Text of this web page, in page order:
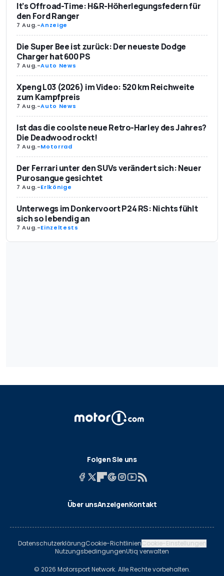
It’s Offroad-Time: H&R-Höherlegungsfedern für
den Ford Ranger
7 Aug.-Anzeige
Die Super Bee ist zurück: Der neueste Dodge
Charger hat 600 PS
7 Aug.-Auto News
Xpeng L03 (2026) im Video: 520 km Reichweite
zum Kampfpreis
7 Aug.-Auto News
Ist das die coolste neue Retro-Harley des Jahres?
Die Deadwood rockt!
7 Aug.-Motorrad
Der Ferrari unter den SUVs verändert sich: Neuer
Purosangue gesichtet
7 Aug.-Erlkönige
Unterwegs im Donkervoort P24 RS: Nichts fühlt
sich so lebendig an
7 Aug.-Einzeltests
Folgen Sie uns
Über unsAnzeigenKontakt
DatenschutzerklärungCookie-RichtlinienCookie-Einstellungen
NutzungsbedingungenUtiq verwalten
© 2026 Motorsport Network. Alle Rechte vorbehalten.